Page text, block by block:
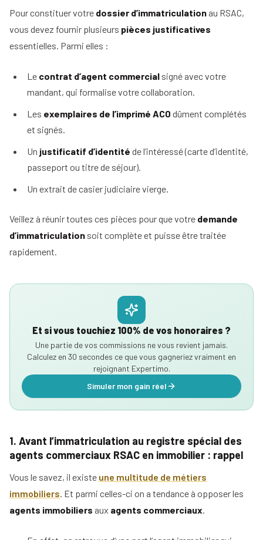
Pour constituer votre dossier d’immatriculation au RSAC,
vous devez fournir plusieurs pièces justificatives
essentielles. Parmi elles :
Le contrat d’agent commercial signé avec votre
mandant, qui formalise votre collaboration.
Les exemplaires de l’imprimé AC0 dûment complétés
et signés.
Un justificatif d’identité de l’intéressé (carte d’identité,
passeport ou titre de séjour).
Un extrait de casier judiciaire vierge.
Veillez à réunir toutes ces pièces pour que votre demande
d’immatriculation soit complète et puisse être traitée
rapidement.
Et si vous touchiez 100% de vos honoraires ?
Une partie de vos commissions ne vous revient jamais.
Calculez en 30 secondes ce que vous gagneriez vraiment en
rejoignant Expertimo.
Simuler mon gain réel
1. Avant l’immatriculation au registre spécial des
agents commerciaux RSAC en immobilier : rappel
Vous le savez, il existe une multitude de métiers
immobiliers. Et parmi celles-ci on a tendance à opposer les
agents immobiliers aux agents commerciaux.